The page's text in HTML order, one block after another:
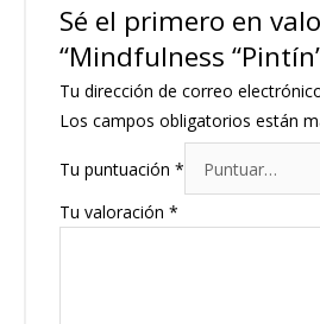
Sé el primero en
“Mindfulness
Tu dirección de correo
Los campos obligatorios están
Tu puntuación *
Tu valoración *